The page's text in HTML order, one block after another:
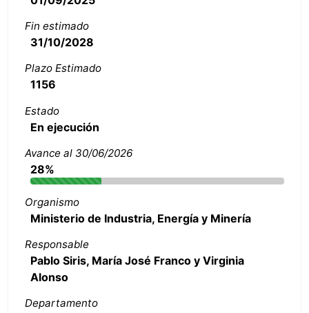
Fin estimado
31/10/2028
Plazo Estimado
1156
Estado
En ejecución
Avance al 30/06/2026
28%
Organismo
Ministerio de Industria, Energía y Minería
Responsable
Pablo Siris, María José Franco y Virginia
Alonso
Departamento